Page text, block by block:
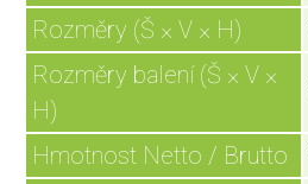
Rozměry (Š × V × H)
Rozměry balení (Š × V ×
H)
Hmotnost Netto / Brutto